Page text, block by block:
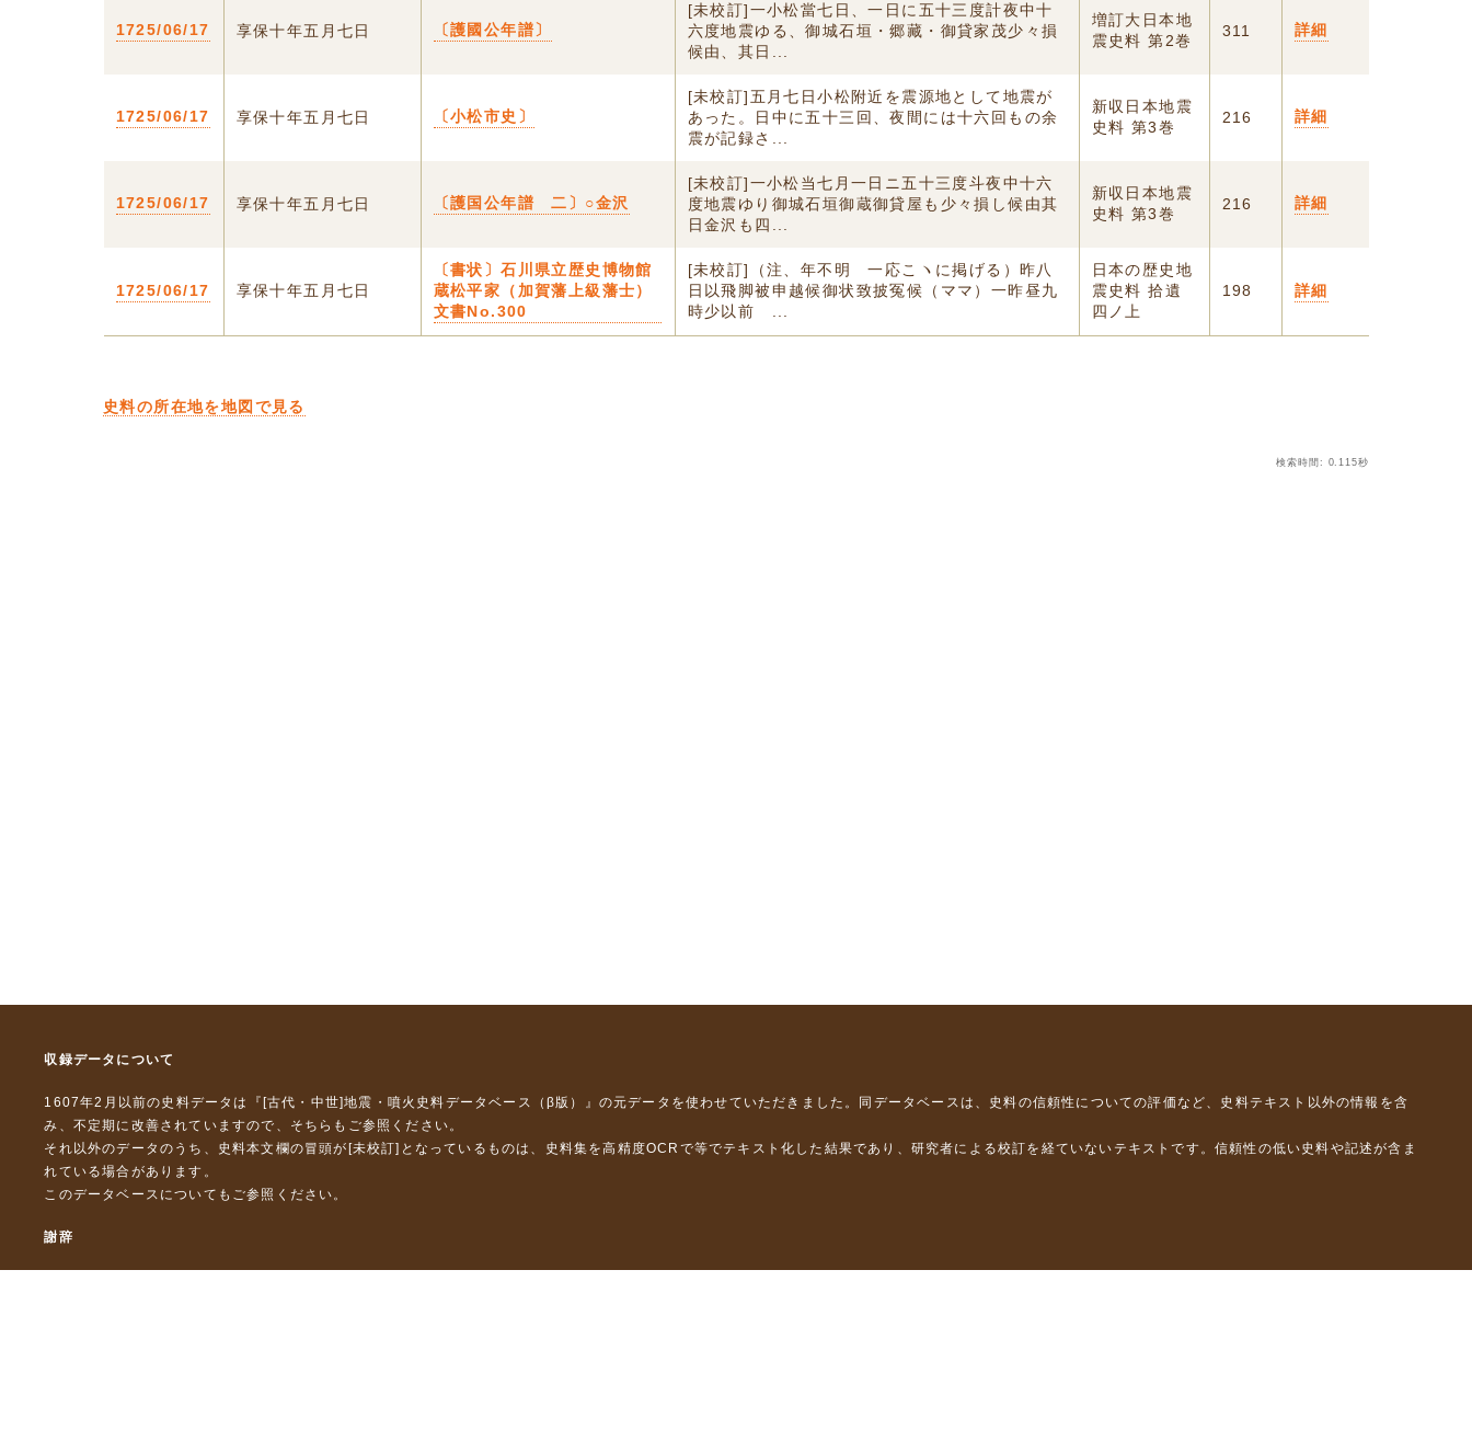
1725/06/17 享保十年五月七日 〔護國公年譜〕
[未校訂]一小松當七日、一日に五十三度計夜中十
六度地震ゆる、御城石垣・郷藏・御貸家茂少々損
候由、其日...
増訂大日本地
震史料 第2巻
311 詳細
1725/06/17 享保十年五月七日 〔小松市史〕
[未校訂]五月七日小松附近を震源地として地震が
あった。日中に五十三回、夜間には十六回もの余
震が記録さ...
新収日本地震
史料 第3巻
216 詳細
1725/06/17 享保十年五月七日 〔護国公年譜 二〕○金沢
[未校訂]一小松当七月一日ニ五十三度斗夜中十六
度地震ゆり御城石垣御蔵御貸屋も少々損し候由其
日金沢も四...
新収日本地震
史料 第3巻
216 詳細
1725/06/17 享保十年五月七日
〔書状〕石川県立歴史博物館
蔵松平家（加賀藩上級藩士）
文書No.300
[未校訂]（注、年不明 一応こヽに掲げる）昨八
日以飛脚被申越候御状致披冤候（ママ）一昨昼九
時少以前ゟ...
日本の歴史地
震史料 拾遺
四ノ上
198 詳細
史料の所在地を地図で見る
検索時間: 0.115秒
収録データについて
1607年2月以前の史料データは『 [古代・中世]地震・噴火史料データベース（β版）』 の元データを使わせていただきました。同データベースは、史料の信頼性についての評価など、史料テキスト以外の情報を含
み、不定期に改善されていますので、 そちら もご参照ください。
それ以外のデータのうち、史料本文欄の冒頭が[未校訂]となっているものは、史料集を高精度OCRで等でテキスト化した結果であり、研究者による校訂を経ていないテキストです。信頼性の低い史料や記述が含ま
れている場合があります。
このデータベースについて もご参照ください。
謝辞